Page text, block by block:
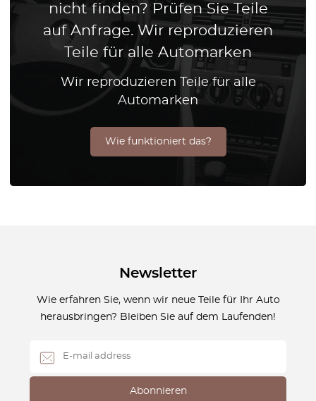
nicht finden? Prüfen Sie Teile
auf Anfrage. Wir reproduzieren
Teile für alle Automarken
Wir reproduzieren Teile für alle
Automarken
Wie funktioniert das?
Newsletter
Wie erfahren Sie, wenn wir neue Teile für Ihr Auto
herausbringen? Bleiben Sie auf dem Laufenden!